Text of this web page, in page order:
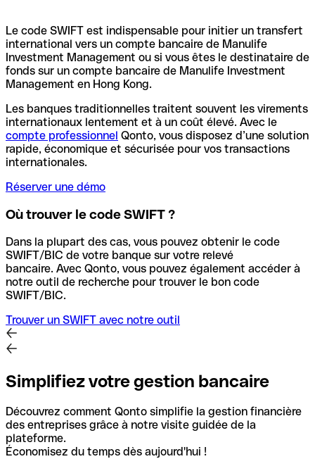
Le code SWIFT est indispensable pour initier un transfert
international vers un compte bancaire de Manulife
Investment Management ou si vous êtes le destinataire de
fonds sur un compte bancaire de Manulife Investment
Management en Hong Kong.
Les banques traditionnelles traitent souvent les virements
internationaux lentement et à un coût élevé. Avec le
compte professionnel Qonto, vous disposez d’une solution
rapide, économique et sécurisée pour vos transactions
internationales.
Réserver une démo
Où trouver le code SWIFT ?
Dans la plupart des cas, vous pouvez obtenir le code
SWIFT/BIC de votre banque sur votre relevé
bancaire. Avec Qonto, vous pouvez également accéder à
notre outil de recherche pour trouver le bon code
SWIFT/BIC.
Trouver un SWIFT avec notre outil
Simplifiez votre gestion bancaire
Découvrez comment Qonto simplifie la gestion financière
des entreprises grâce à notre visite guidée de la
plateforme.
Économisez du temps dès aujourd'hui !